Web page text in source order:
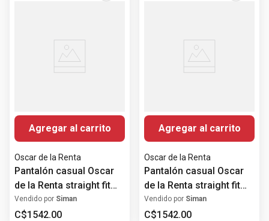
Agregar al carrito
Oscar de la Renta
Pantalón casual Oscar
de la Renta straight fit
negro sólido para
hombre
Vendido por Siman
C$1542.00
Agregar al carrito
Oscar de la Renta
Pantalón casual Oscar
de la Renta straight fit
gris sólido para hombre
Vendido por Siman
C$1542.00